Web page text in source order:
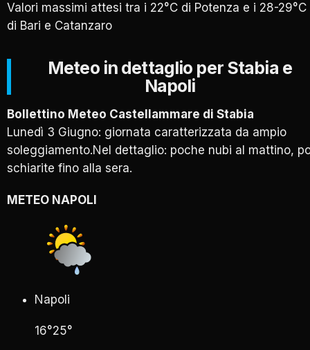
Valori massimi attesi tra i 22°C di Potenza e i 28-29°C
di Bari e Catanzaro
Meteo in dettaglio per Stabia e
Napoli
Bollettino Meteo Castellammare di Stabia
Lunedì 3 Giugno: giornata caratterizzata da ampio
soleggiamento.Nel dettaglio: poche nubi al mattino,
schiarite fino alla sera.
METEO NAPOLI
Napoli
16°25°